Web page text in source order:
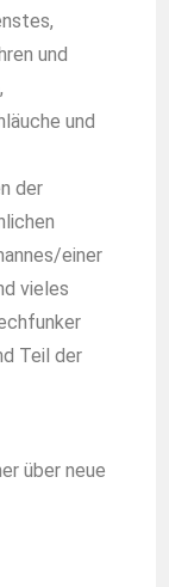
und
und
der
einer
vieles
Teil der
über neue